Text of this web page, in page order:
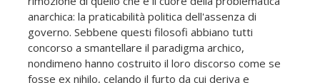
anarchica: la praticabilità politica dell'assenza di
governo. Sebbene questi filosofi abbiano tutti
concorso a smantellare il paradigma archico,
nondimeno hanno costruito il loro discorso come se
fosse ex nihilo, celando il furto da cui deriva e